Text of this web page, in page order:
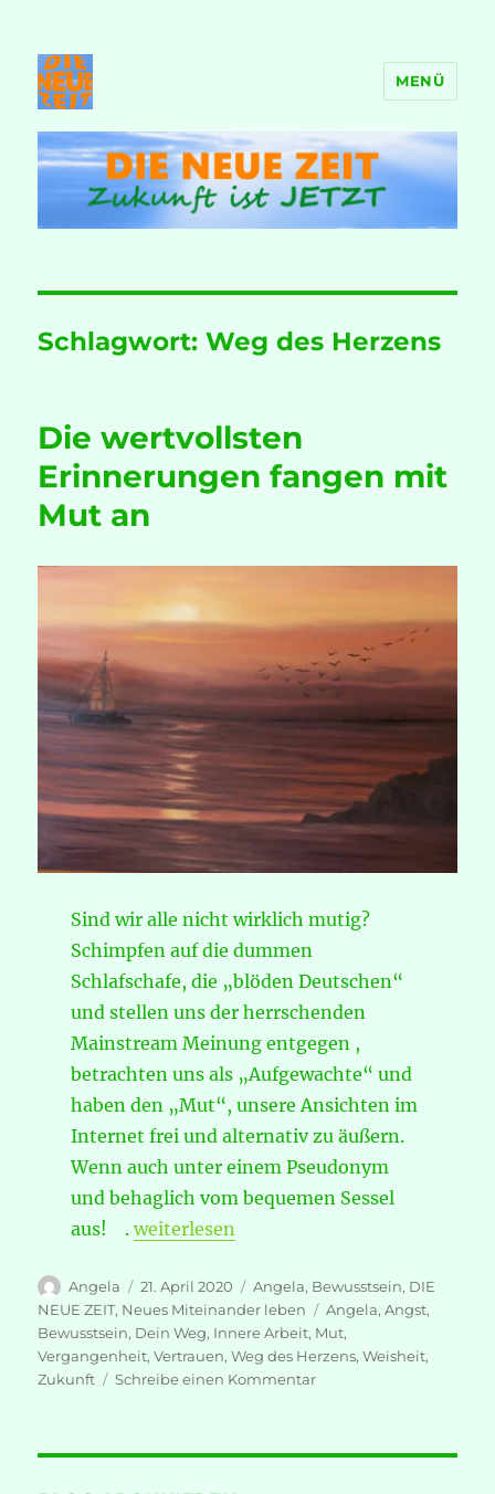
DIE NEUE ZEIT
MENÜ
Schlagwort:Weg des Herzens
Die wertvollsten
Erinnerungen fangen mit
Mut an
Sind wir alle nicht wirklich mutig?
Schimpfen auf die dummen
Schlafschafe, die „blöden Deutschen“
und stellen uns der herrschenden
Mainstream Meinung entgegen ,
betrachten uns als „Aufgewachte“ und
haben den „Mut“, unsere Ansichten im
Internet frei und alternativ zu äußern.
Wenn auch unter einem Pseudonym
und behaglich vom bequemen Sessel
aus! . „Die wertvollsten Erinnerungen fangen
weiterlesen
Autor
Angela
Veröffentlicht
am
21. April 2020 Kategorien
Angela, Bewusstsein, DIE
NEUE ZEIT, Neues Miteinander leben Schlagwörter
Angela,Angst,
Bewusstsein, Dein Weg, Innere Arbeit, Mut,
Vergangenheit,Vertrauen,Weg des Herzens,Weisheit,
Zukunft
Schreibe einen Kommentarzu